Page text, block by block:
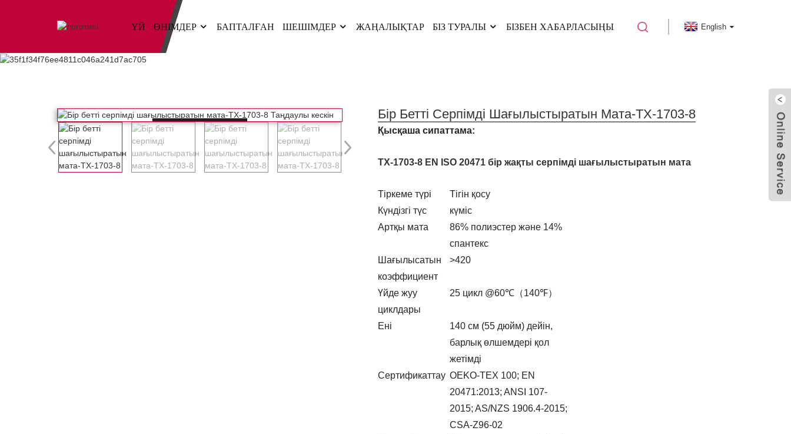
ҮЙ ӨНІМДЕР БАПТАЛҒАН ШЕШІМДЕР ЖАҢАЛЫҚТАР БІЗ ТУРАЛЫ БІЗБЕН ХАБАРЛАСЫҢЫ English
Loading...
Бір Бетті Серпімді Шағылыстыратын Мата-TX-1703-8
Қысқаша сипаттама:
TX-1703-8 EN ISO 20471 бір жақты серпімді шағылыстыратын мата
Тіркеме түрі
Тігін қосу
Күндізгі түс
күміс
Артқы мата
86% полиэстер және 14%
спантекс
Шағылысатын
коэффициент
>420
Үйде жуу
циклдары
25 цикл @60℃（140℉）
Ені
140 см (55 дюйм) дейін,
барлық өлшемдері қол
жетімді
Сертификаттау OEKO-TEX 100; EN
20471:2013; ANSI 107-
2015; AS/NZS 1906.4-2015;
CSA-Z96-02